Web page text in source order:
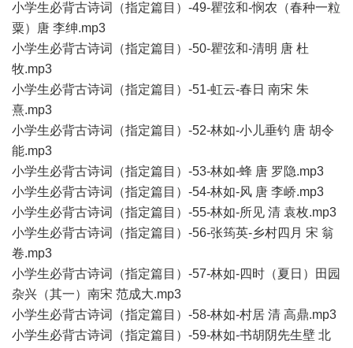
小学生必背古诗词（指定篇目）-49-瞿弦和-悯农（春种一粒
粟）唐 李绅.mp3
小学生必背古诗词（指定篇目）-50-瞿弦和-清明 唐 杜
牧.mp3
小学生必背古诗词（指定篇目）-51-虹云-春日 南宋 朱
熹.mp3
小学生必背古诗词（指定篇目）-52-林如-小儿垂钓 唐 胡令
能.mp3
小学生必背古诗词（指定篇目）-53-林如-蜂 唐 罗隐.mp3
小学生必背古诗词（指定篇目）-54-林如-风 唐 李峤.mp3
小学生必背古诗词（指定篇目）-55-林如-所见 清 袁枚.mp3
小学生必背古诗词（指定篇目）-56-张筠英-乡村四月 宋 翁
卷.mp3
小学生必背古诗词（指定篇目）-57-林如-四时（夏日）田园
杂兴（其一）南宋 范成大.mp3
小学生必背古诗词（指定篇目）-58-林如-村居 清 高鼎.mp3
小学生必背古诗词（指定篇目）-59-林如-书胡阴先生壁 北